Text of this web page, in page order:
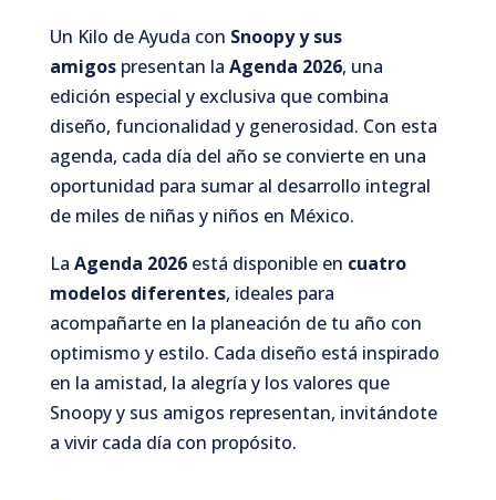
Un Kilo de Ayuda con Snoopy y sus
amigospresentan la Agenda 2026, una
edición especial y exclusiva que combina
diseño, funcionalidad y generosidad. Con esta
agenda, cada día del año se convierte en una
oportunidad para sumar al desarrollo integral
de miles de niñas y niños en México.
La Agenda 2026está disponible en cuatro
modelos diferentes, ideales para
acompañarte en la planeación de tu año con
optimismo y estilo. Cada diseño está inspirado
en la amistad, la alegría y los valores que
Snoopy y sus amigos representan, invitándote
a vivir cada día con propósito.